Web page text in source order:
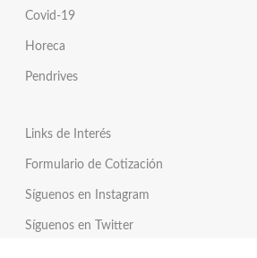
Covid-19
Horeca
Pendrives
Links de Interés
Formulario de Cotización
Síguenos en Instagram
Síguenos en Twitter